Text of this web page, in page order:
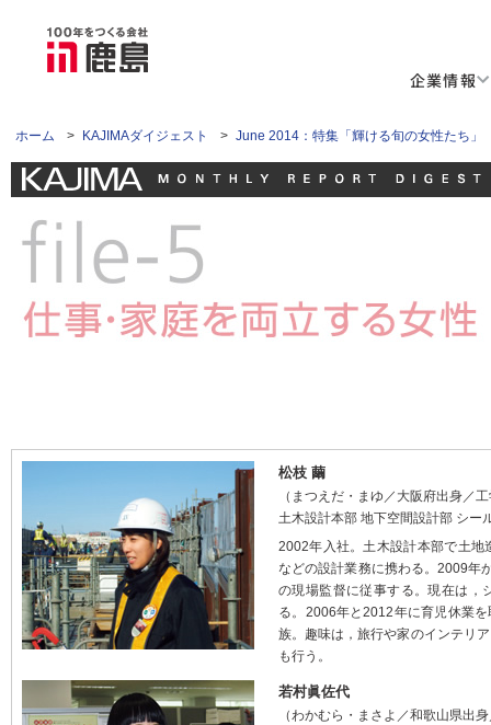
企業情報
ホーム > KAJIMAダイジェスト > June 2014：特集「輝ける旬の女性たち」
松枝 繭
（まつえだ・まゆ／大阪府出身／
土木設計本部 地下空間設計部 シー
2002年入社。土木設計本部で土地
などの設計業務に携わる。2009年
の現場監督に従事する。現在は，
る。2006年と2012年に育児休業
族。趣味は，旅行や家のインテリ
も行う。
若村眞佐代
（わかむら・まさよ／和歌山県出